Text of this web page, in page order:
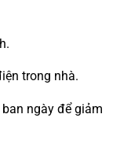
trong nhà.
ngày để giảm